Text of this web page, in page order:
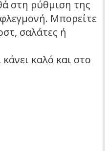
στη ρύθμιση της
Μπορείτε
σαλάτες ή
καλό και στο